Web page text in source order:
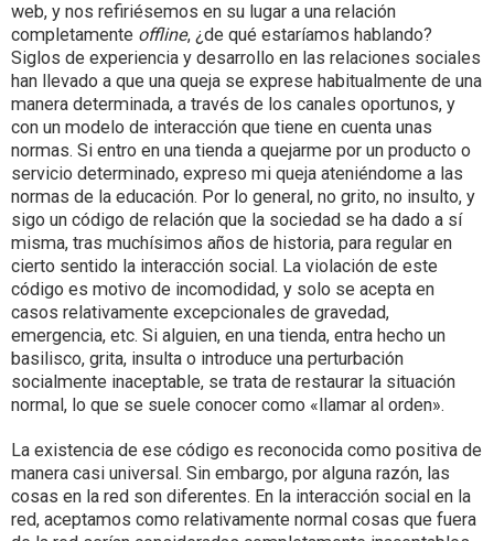
web, y nos refiriésemos en su lugar a una relación
completamente offline, ¿de qué estaríamos hablando?
Siglos de experiencia y desarrollo en las relaciones sociales
han llevado a que una queja se exprese habitualmente de una
manera determinada, a través de los canales oportunos, y
con un modelo de interacción que tiene en cuenta unas
normas. Si entro en una tienda a quejarme por un producto o
servicio determinado, expreso mi queja ateniéndome a las
normas de la educación. Por lo general, no grito, no insulto, y
sigo un código de relación que la sociedad se ha dado a sí
misma, tras muchísimos años de historia, para regular en
cierto sentido la interacción social. La violación de este
código es motivo de incomodidad, y solo se acepta en
casos relativamente excepcionales de gravedad,
emergencia, etc. Si alguien, en una tienda, entra hecho un
basilisco, grita, insulta o introduce una perturbación
socialmente inaceptable, se trata de restaurar la situación
normal, lo que se suele conocer como «llamar al orden».
La existencia de ese código es reconocida como positiva de
manera casi universal. Sin embargo, por alguna razón, las
cosas en la red son diferentes. En la interacción social en la
red, aceptamos como relativamente normal cosas que fuera